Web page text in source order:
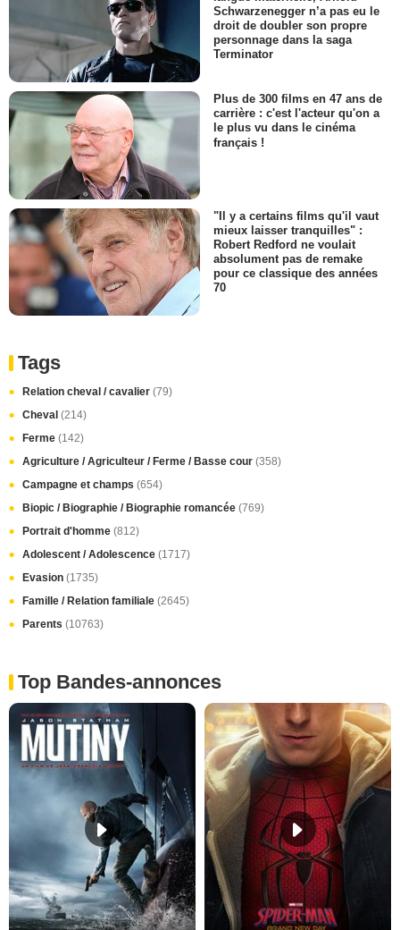
Schwarzenegger n’a pas eu le
droit de doubler son propre
personnage dans la saga
Terminator
Plus de 300 films en 47 ans de
carrière : c'est l'acteur qu'on a
le plus vu dans le cinéma
français !
"Il y a certains films qu'il vaut
mieux laisser tranquilles" :
Robert Redford ne voulait
absolument pas de remake
pour ce classique des années
70
Tags
Relation cheval / cavalier (79)
Cheval (214)
Ferme (142)
Agriculture / Agriculteur / Ferme / Basse cour (358)
Campagne et champs (654)
Biopic / Biographie / Biographie romancée (769)
Portrait d'homme (812)
Adolescent / Adolescence (1717)
Evasion (1735)
Famille / Relation familiale (2645)
Parents (10763)
Top Bandes-annonces